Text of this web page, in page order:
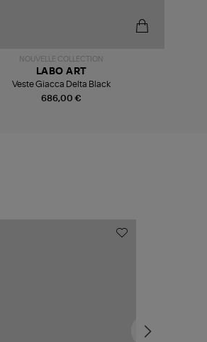
NOUVELLE COLLECTION
686,00 €
LABO ART
Veste Giacca Delta Black